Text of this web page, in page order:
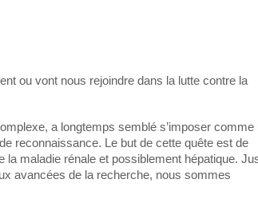
ou vont nous rejoindre dans la lutte contre la
a longtemps semblé s’imposer comme
reconnaissance. Le but de cette quête est de
maladie rénale et possiblement hépatique.
avancées de la recherche, nous sommes